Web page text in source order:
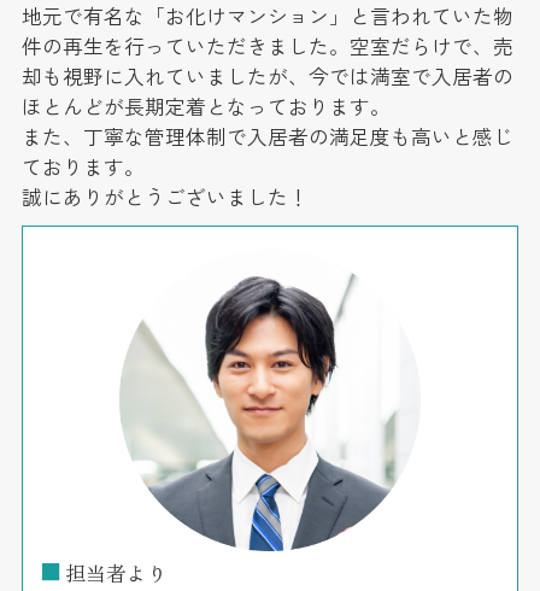
地元で有名な「お化けマンション」と言われていた物
件の再生を行っていただきました。空室だらけで、売
却も視野に入れていましたが、今では満室で入居者の
ほとんどが長期定着となっております。
また、丁寧な管理体制で入居者の満足度も高いと感じ
ております。
誠にありがとうございました！
■ 担当者より